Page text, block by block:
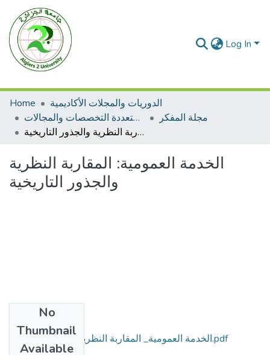
Log In
Home
الدوريات والمجلات الأكاديمية
مجلات متعددة التخصصات والمجالات
مجلة المفكر
الخدمة العمومية: المقاربة النظرية والجذور التاريخية
الخدمة العمومية: المقاربة النظرية
والجذور التاريخية
No
Thumbnail
Available
الخدمة العمومية_ المقاربة النظرية والجذور التاريخية.pdf